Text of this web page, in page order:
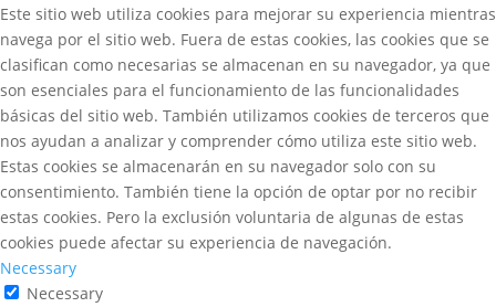
Este sitio web utiliza cookies para mejorar su experiencia mientras
navega por el sitio web. Fuera de estas cookies, las cookies que se
clasifican como necesarias se almacenan en su navegador, ya que
son esenciales para el funcionamiento de las funcionalidades
básicas del sitio web. También utilizamos cookies de terceros que
nos ayudan a analizar y comprender cómo utiliza este sitio web.
Estas cookies se almacenarán en su navegador solo con su
consentimiento. También tiene la opción de optar por no recibir
estas cookies. Pero la exclusión voluntaria de algunas de estas
cookies puede afectar su experiencia de navegación.
Necessary
Necessary